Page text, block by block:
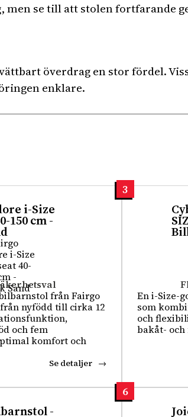
se till att stolen fortfarande
överdrag en stor fördel.
enklare.
i-Size
150 cm -
från Fairgo
nyfödd till cirka 12
och fem
komfort och
Se detaljer
3
En i-Size-
som
och
bakåt-
-
6